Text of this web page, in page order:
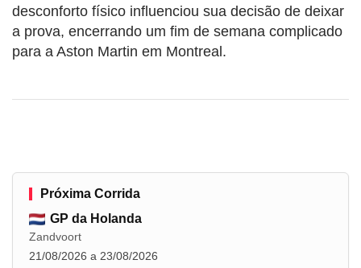
desconforto físico influenciou sua decisão de deixar
a prova, encerrando um fim de semana complicado
para a Aston Martin em Montreal.
Próxima Corrida
GP da Holanda
Zandvoort
21/08/2026 a 23/08/2026